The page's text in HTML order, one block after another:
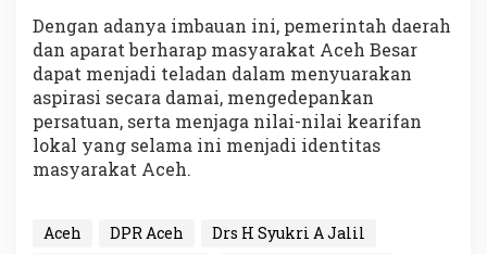
Dengan adanya imbauan ini, pemerintah daerah
dan aparat berharap masyarakat Aceh Besar
dapat menjadi teladan dalam menyuarakan
aspirasi secara damai, mengedepankan
persatuan, serta menjaga nilai-nilai kearifan
lokal yang selama ini menjadi identitas
masyarakat Aceh.
Aceh DPR Aceh
Drs H Syukri A Jalil